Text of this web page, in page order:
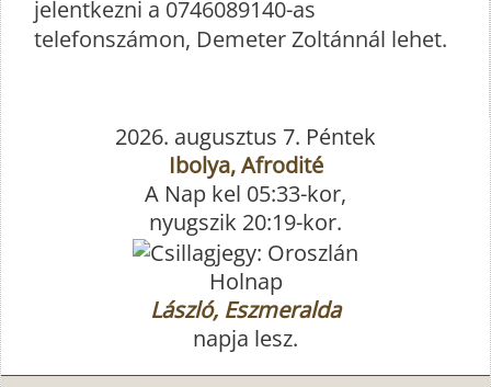
jelentkezni a 0746089140-as
telefonszámon, Demeter Zoltánnál lehet.
2026. augusztus 7. Péntek
Ibolya, Afrodité
A Nap kel 05:33-kor,
nyugszik 20:19-kor.
Holnap
László, Eszmeralda
napja lesz.